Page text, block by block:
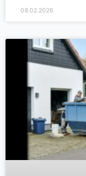
08.02.2026